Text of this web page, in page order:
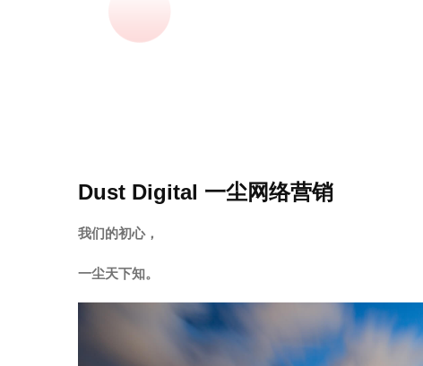
Dust Digital 一尘网络营销
我们的初心，
一尘天下知。